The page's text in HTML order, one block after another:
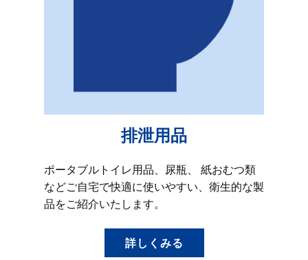
排泄用品
ポータブルトイレ用品、尿瓶、 紙おむつ類
などご自宅で快適に使いやすい、衛生的な製
品をご紹介いたします。
詳しくみる